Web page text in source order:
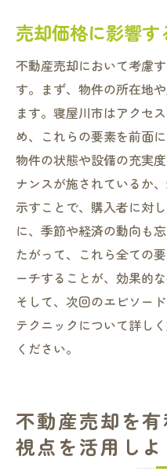
売却価格に影響す
不動産売却において考慮
す。まず、物件の所在地
ます。寝屋川市はアクセ
め、これらの要素を前面
物件の状態や設備の充実
ナンスが施されているか
示すことで、購入者に対
に、季節や経済の動向も
たがって、これら全ての
ーチすることが、効果的
そして、次回のエピソー
テクニックについて詳し
ください。
不動産売却を
視点を活用しよ